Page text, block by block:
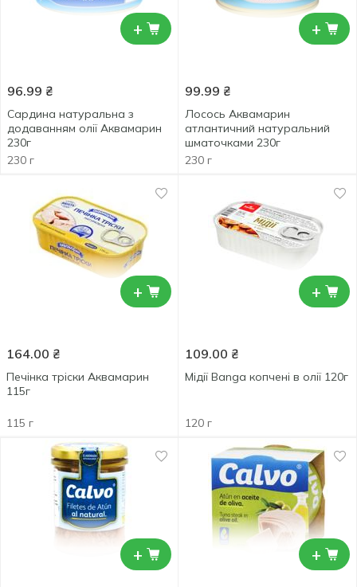
+
96.99 ₴
Сардина натуральна з
додаванням олії Аквамарин
230г
230 г
+
99.99 ₴
Лосось Аквамарин
атлантичний натуральний
шматочками 230г
230 г
+
164.00 ₴
Печінка тріски Аквамарин
115г
115 г
+
109.00 ₴
Мідії Banga копчені в олії 120г
120 г
+ +